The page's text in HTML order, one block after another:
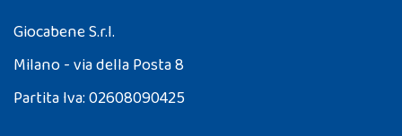
Giocabene S.r.l.
Milano - via della Posta 8
Partita Iva: 02608090425